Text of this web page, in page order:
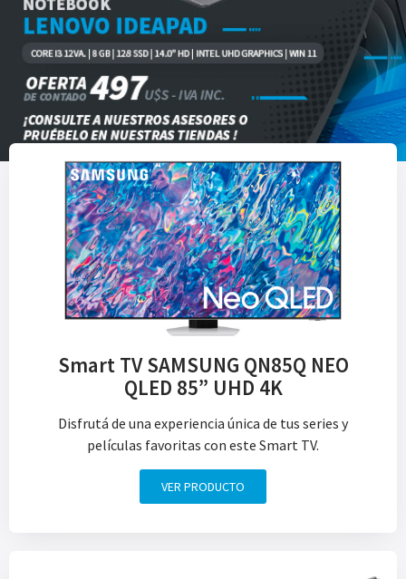
Smart TV SAMSUNG QN85Q NEO
QLED 85” UHD 4K
Disfrutá de una experiencia única de tus series y
películas favoritas con este Smart TV.
VER PRODUCTO